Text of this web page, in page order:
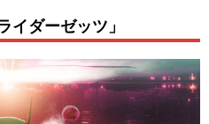
イダーゼッツ」